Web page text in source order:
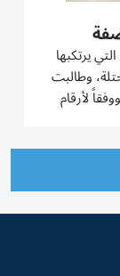
يرتكبها
وطالبت
لأرقام